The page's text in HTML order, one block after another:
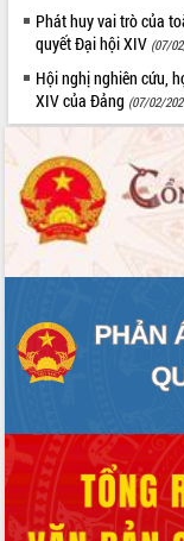
Phát huy vai trò của
quyết Đại hội XIV (07/
Hội nghị nghiên cứu,
XIV của Đảng (07/02/